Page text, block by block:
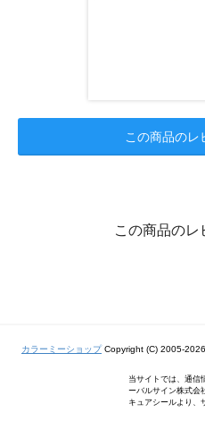
この商品のレ
この商品のレ
カラーミーショップCopyright (C) 2005-2026
当サイトでは、通信
ーバルサイン株式会
キュアシールより、